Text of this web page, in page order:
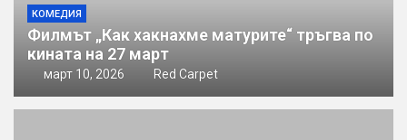
КОМЕДИЯ
Филмът „Как хакнахме матурите“ тръгва по
кината на 27 март
март 10, 2026 Red Carpet